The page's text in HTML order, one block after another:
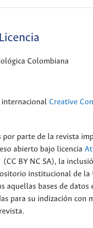
Licencia
Colombiana
internacional Creative
por parte de la revista
abierto bajo licencia
(CC BY NC SA), la
institucional de la
aquellas bases de datos
para su indización con